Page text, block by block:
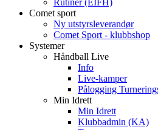
Rutiner (EIFH)
Comet sport
Ny utstyrsleverandør
Comet Sport - klubbshop
Systemer
Håndball Live
Info
Live-kamper
Pålogging
Min Idrett
Min Idrett
Klubbadmin (KA)